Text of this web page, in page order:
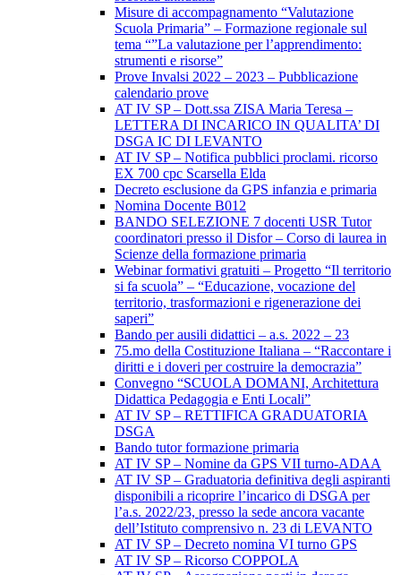
Misure di accompagnamento “Valutazione
Scuola Primaria” – Formazione regionale sul
tema “”La valutazione per l’apprendimento:
strumenti e risorse”
Prove Invalsi 2022 – 2023 – Pubblicazione
calendario prove
AT IV SP – Dott.ssa ZISA Maria Teresa –
LETTERA DI INCARICO IN QUALITA’ DI
DSGA IC DI LEVANTO
AT IV SP – Notifica pubblici proclami. ricorso
EX 700 cpc Scarsella Elda
Decreto esclusione da GPS infanzia e primaria
Nomina Docente B012
BANDO SELEZIONE 7 docenti USR Tutor
coordinatori presso il Disfor – Corso di laurea in
Scienze della formazione primaria
Webinar formativi gratuiti – Progetto “Il territorio
si fa scuola” – “Educazione, vocazione del
territorio, trasformazioni e rigenerazione dei
saperi”
Bando per ausili didattici – a.s. 2022 – 23
75.mo della Costituzione Italiana – “Raccontare i
diritti e i doveri per costruire la democrazia”
Convegno “SCUOLA DOMANI, Architettura
Didattica Pedagogia e Enti Locali”
AT IV SP – RETTIFICA GRADUATORIA
DSGA
Bando tutor formazione primaria
AT IV SP – Nomine da GPS VII turno-ADAA
AT IV SP – Graduatoria definitiva degli aspiranti
disponibili a ricoprire l’incarico di DSGA per
l’a.s. 2022/23, presso la sede ancora vacante
dell’Istituto comprensivo n. 23 di LEVANTO
AT IV SP – Decreto nomina VI turno GPS
AT IV SP – Ricorso COPPOLA